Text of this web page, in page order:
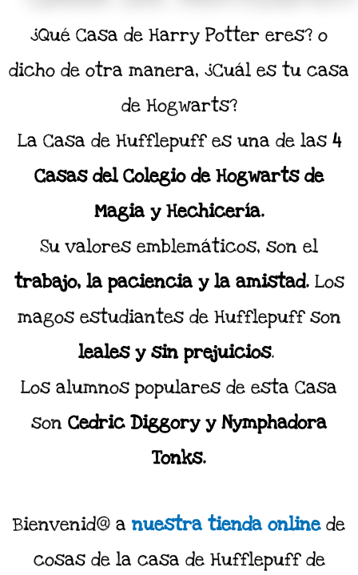
¿Qué Casa de Harry Potter eres? o
dicho de otra manera, ¿Cuál es tu casa
de Hogwarts?
La Casa de Hufflepuff es una de las 4
Casas del Colegio de Hogwarts de
Magia y Hechicería.
Su valores emblemáticos, son el
trabajo, la paciencia y la amistad.Los
magos estudiantes de Hufflepuff son
leales y sin prejuicios.
Los alumnos populares de esta Casa
son Cedric Diggory y Nymphadora
Tonks.
Bienvenid@ anuestra tienda onlinede
cosas de la casa de Hufflepuff de